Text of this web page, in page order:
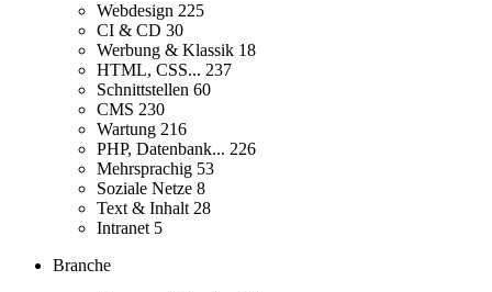
Webdesign 225
CI & CD 30
Werbung & Klassik 18
HTML, CSS... 237
Schnittstellen 60
CMS 230
Wartung 216
PHP, Datenbank... 226
Mehrsprachig 53
Soziale Netze 8
Text & Inhalt 28
Intranet 5
Branche